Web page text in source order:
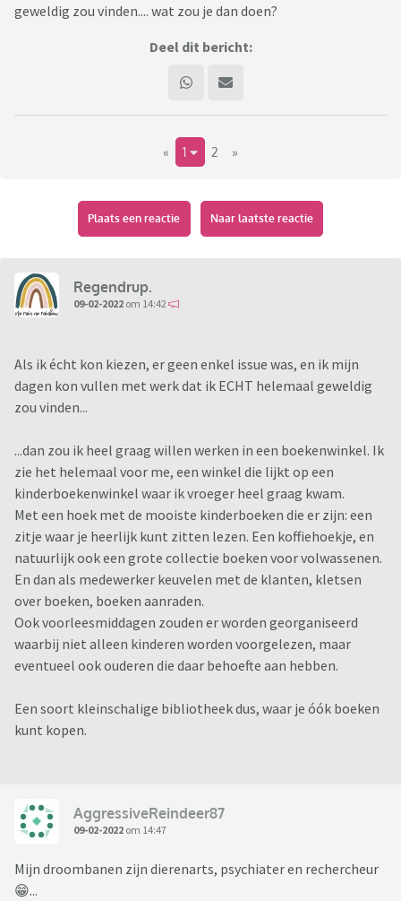
geweldig zou vinden.... wat zou je dan doen?
Deel dit bericht:
« 1 2 »
Plaats een reactie Naar laatste reactie
Regendrup.
09-02-2022 om 14:42
Als ik écht kon kiezen, er geen enkel issue was, en ik mijn
dagen kon vullen met werk dat ik ECHT helemaal geweldig
zou vinden...
...dan zou ik heel graag willen werken in een boekenwinkel. Ik
zie het helemaal voor me, een winkel die lijkt op een
kinderboekenwinkel waar ik vroeger heel graag kwam.
Met een hoek met de mooiste kinderboeken die er zijn: een
zitje waar je heerlijk kunt zitten lezen. Een koffiehoekje, en
natuurlijk ook een grote collectie boeken voor volwassenen.
En dan als medewerker keuvelen met de klanten, kletsen
over boeken, boeken aanraden.
Ook voorleesmiddagen zouden er worden georganiseerd
waarbij niet alleen kinderen worden voorgelezen, maar
eventueel ook ouderen die daar behoefte aan hebben.
Een soort kleinschalige bibliotheek dus, waar je óók boeken
kunt kopen.
AggressiveReindeer87
09-02-2022 om 14:47
Mijn droombanen zijn dierenarts, psychiater en rechercheur
😁...